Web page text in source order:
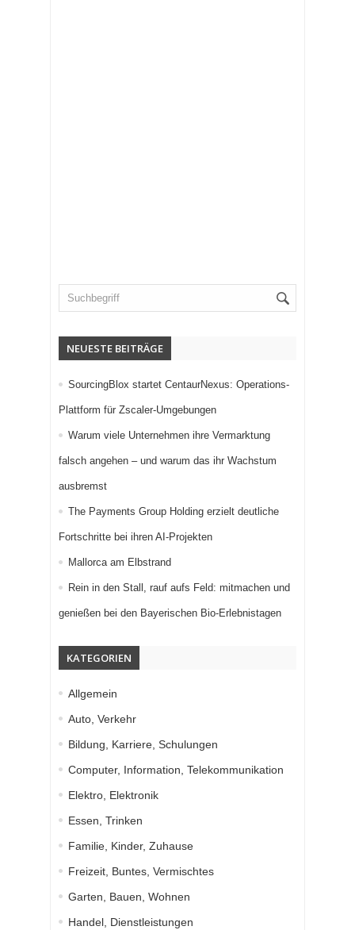
NEUESTE BEITRÄGE
SourcingBlox startet CentaurNexus: Operations-
Plattform für Zscaler-Umgebungen
Warum viele Unternehmen ihre Vermarktung
falsch angehen – und warum das ihr Wachstum
ausbremst
The Payments Group Holding erzielt deutliche
Fortschritte bei ihren AI-Projekten
Mallorca am Elbstrand
Rein in den Stall, rauf aufs Feld: mitmachen und
genießen bei den Bayerischen Bio-Erlebnistagen
KATEGORIEN
Allgemein
Auto, Verkehr
Bildung, Karriere, Schulungen
Computer, Information, Telekommunikation
Elektro, Elektronik
Essen, Trinken
Familie, Kinder, Zuhause
Freizeit, Buntes, Vermischtes
Garten, Bauen, Wohnen
Handel, Dienstleistungen